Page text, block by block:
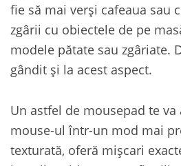
fie să mai verși cafeaua sau
zgârii cu obiectele de pe
modele pătate sau zgâriate.
gândit și la acest aspect.
Un astfel de mousepad te
mouse-ul într-un mod mai
texturată, oferă mișcari